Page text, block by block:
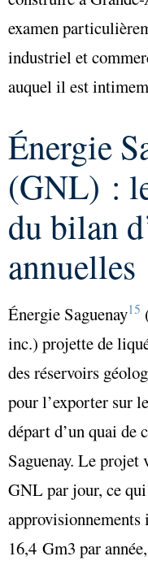
examen
industriel et
auquel il est
Énergie
(GNL) :
du bilan
annuelles
Énergie Saguenay15
inc.) projette de
des réservoirs
pour l’exporter sur
départ d’un quai de
Saguenay. Le
GNL par jour, ce qui
16,4 Gm3 par